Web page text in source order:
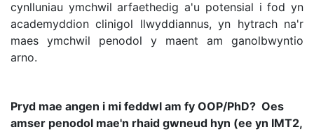
cynlluniau ymchwil arfaethedig a'u potensial i fod yn
academyddion clinigol llwyddiannus, yn hytrach na'r
maes ymchwil penodol y maent am ganolbwyntio
arno.
Pryd mae angen i mi feddwl am fy OOP/PhD? Oes
amser penodol mae'n rhaid gwneud hyn (ee yn IMT2,